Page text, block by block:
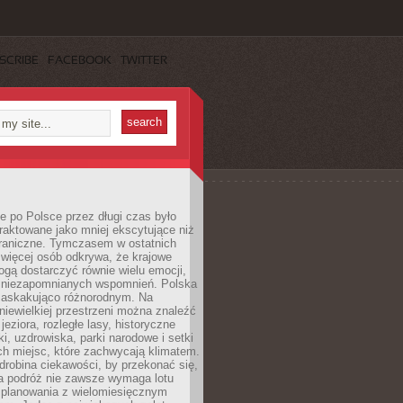
FACEBOOK TWITTER
po Polsce przez długi czas było
jako mniej ekscytujące niż
Tymczasem w ostatnich
osób odkrywa, że krajowe
dostarczyć równie wielu emocji,
wspomnień. Polska
różnorodnym. Na
przestrzeni można znaleźć
rozległe lasy, historyczne
uzdrowiska, parki narodowe i setki
miejsc, które zachwycają klimatem.
ciekawości, by przekonać się,
podróż nie zawsze wymaga lotu
z wielomiesięcznym